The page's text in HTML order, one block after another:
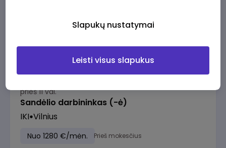
3000 - 3650 €/mėn. Prieš mokesčius
prieš 11 val.
Sandėlio darbininkas (-ė)
IKI Vilnius
Nuo 1280 €/mėn. Prieš mokesčius
Slapukų nustatymai
Leisti visus slapukus